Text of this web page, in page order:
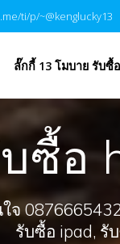
ti/p/~@kenglucky13
ลั๊กกี้ 13 โมบาย รับซื้
ซื้อ
จ
รับซื้อ ipad, รั